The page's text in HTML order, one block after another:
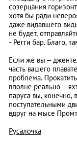
созерцания
хотя бы ради
даже видавшего
не будет,
- Регги бар. Благо,
Если же вы –
часть вашего
проблема.
вполне реально –
паруса вы,
поступательными
вдруг на мысе
Русалочка